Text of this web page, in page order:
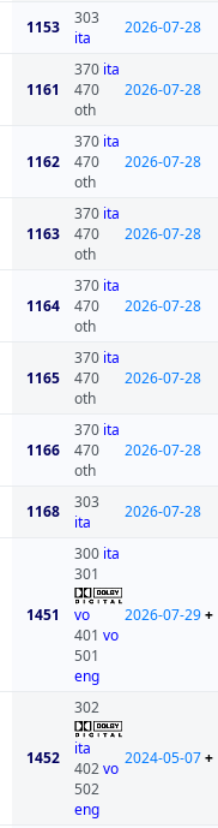
1153
303
ita
2026-07-28
1161
370 ita
470
oth
2026-07-28
1162
370 ita
470
oth
2026-07-28
1163
370 ita
470
oth
2026-07-28
1164
370 ita
470
oth
2026-07-28
1165
370 ita
470
oth
2026-07-28
1166
370 ita
470
oth
2026-07-28
1168
303
ita
2026-07-28
1451
300 ita
301
vo
401 vo
501
eng
2026-07-29+
1452
302
ita
402vo
502
eng
2024-05-07+